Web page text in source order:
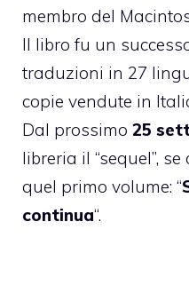
membro del
Il libro fu un
traduzioni in 27
copie vendute in
Dal prossimo 25
libreria il “sequel”,
quel primo volume: “
continua“.